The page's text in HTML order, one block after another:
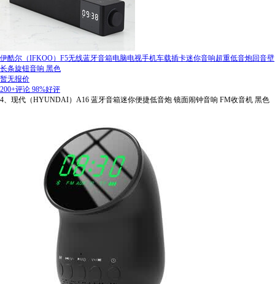
伊酷尔（IFKOO）F5无线蓝牙音箱电脑电视手机车载插卡迷你音响超重低音炮回音壁
长条旋钮音响 黑色
暂无报价
200+评论 98%好评
4、现代（HYUNDAI）A16 蓝牙音箱迷你便捷低音炮 镜面闹钟音响 FM收音机 黑色